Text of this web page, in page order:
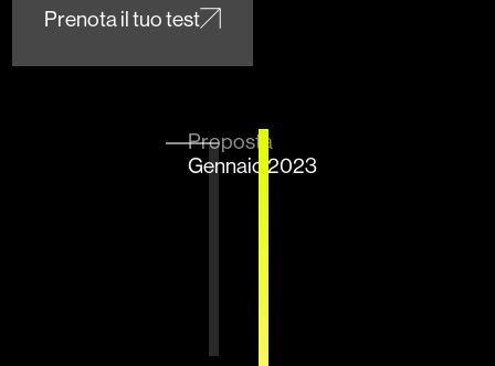
Prenota il tuo test
Proposta
Gennaio 2023